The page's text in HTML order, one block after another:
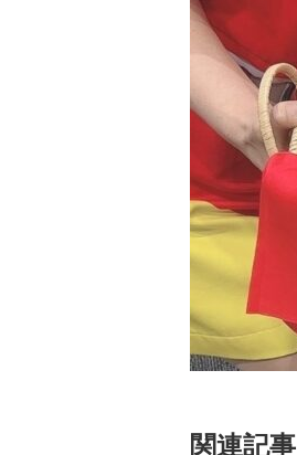
関連記事